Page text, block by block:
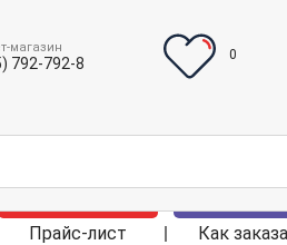
магазин
792-792-8
0
Прайс-лист Как